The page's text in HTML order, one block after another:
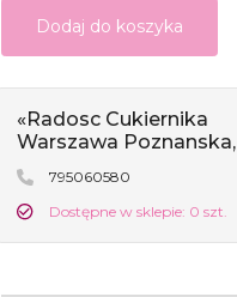
Dodaj do koszyka
«Radosc Cukiernika
Warszawa
795060580
Dostępne w sklepie: 0 szt.